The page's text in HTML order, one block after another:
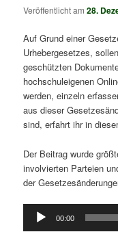
Veröffentlicht am28.
Auf Grund einer
Urhebergesetzes,
geschützten
hochschuleigenen
werden, einzeln
aus dieser
sind, erfahrt ihr in
Der Beitrag wurde
involvierten Parteien
der
Audio-
Player
00:00